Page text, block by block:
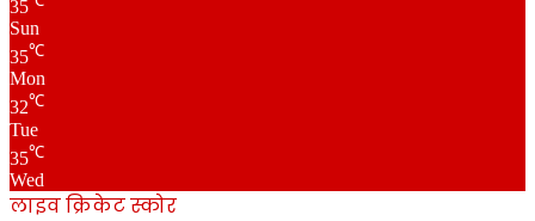
35
Sun
35℃
Mon
32℃
Tue
35℃
Wed
लाइव क्रिकेट स्कोर